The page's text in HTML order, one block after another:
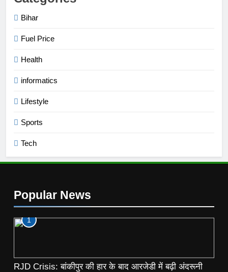
Bihar
Fuel Price
Health
informatics
Lifestyle
Sports
Tech
Popular News
1
RJD Crisis: बांकीपुर की हार के बाद आरजेडी में बढ़ी अंदरूनी